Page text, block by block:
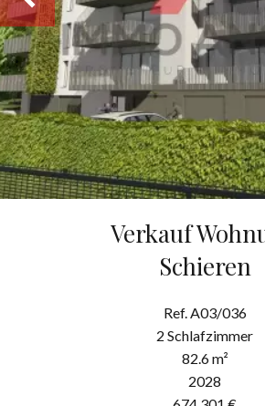
Verkauf
Schieren
Ref. A03/036
2 Schlafzimmer
82.6 m²
2028